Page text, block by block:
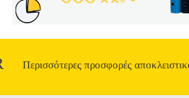
Περισσότερες προσφορές